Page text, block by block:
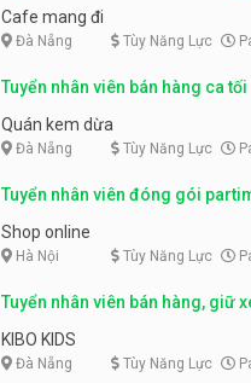
parttime, fulltime
Cafe mang đi
Đà Nẵng Tùy Năng Lực
Tuyển nhân viên bán hàng ca tối
Quán kem dừa
Đà Nẵng Tùy Năng Lực
Tuyển nhân viên đóng gói
fulltime
Shop online
Hà Nội Tùy Năng Lực
Tuyển nhân viên bán hàng, giữ
– Kibo Kid
KIBO KIDS
Đà Nẵng Tùy Năng Lực